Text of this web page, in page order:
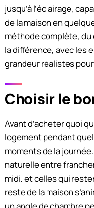
jusqu’à l’éclairage,
de la maison en
méthode complète, du
la différence, avec les
grandeur réalistes
Choisir le
Avant d’acheter quoi
logement pendant
moments de la
naturelle entre
midi, et celles qui
reste de la maison
un angle de chambre